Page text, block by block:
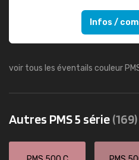
Infos /
voir tous les éventails couleur
Autres PMS 5 série(169)